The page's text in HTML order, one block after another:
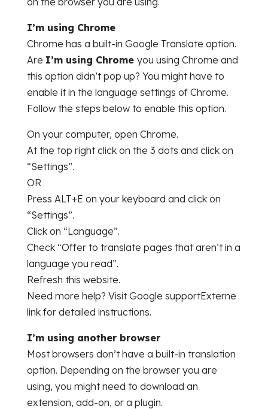
I’m using Chrome
Chrome has a built-in Google Translate option.
Are I’m using Chrome you using Chrome and
this option didn’t pop up? You might have to
enable it in the language settings of Chrome.
Follow the steps below to enable this option.
On your computer, open Chrome.
At the top right click on the 3 dots and click on
“Settings”.
OR
Press ALT+E on your keyboard and click on
“Settings”.
Click on “Language”.
Check “Offer to translate pages that aren’t in a
language you read”.
Refresh this website.
Need more help? Visit Google supportExterne
link for detailed instructions.
I’m using another browser
Most browsers don’t have a built-in translation
option. Depending on the browser you are
using, you might need to download an
extension, add-on, or a plugin.